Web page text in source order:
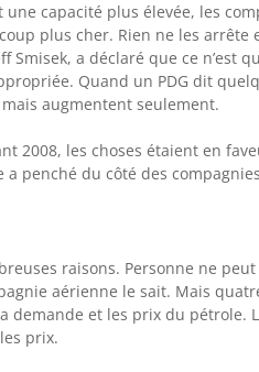
capacité plus élevée, les
plus cher. Rien ne les arrête
Smisek, a déclaré que ce n’est
Quand un PDG dit
augmentent seulement.
2008, les choses étaient en
penché du côté des
raisons. Personne ne
aérienne le sait. Mais
demande et les prix du pétrole.
prix.